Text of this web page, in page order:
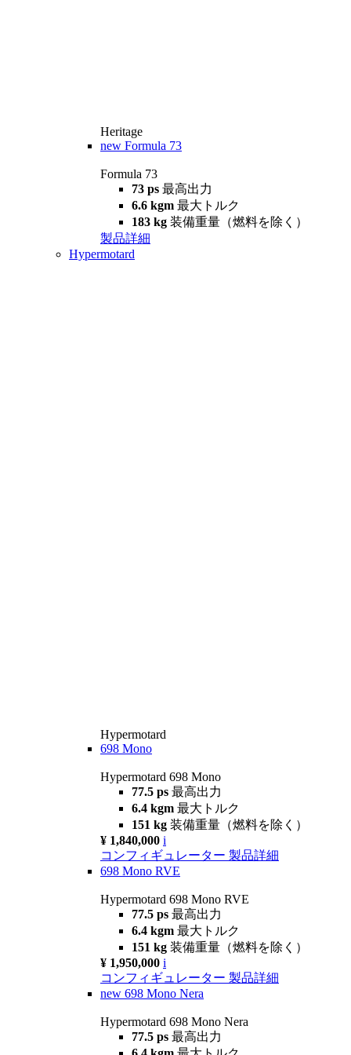
Heritage
new Formula 73
Formula 73
73 ps 最高出力
6.6 kgm 最大トルク
183 kg 装備重量（燃料を除く）
製品詳細
Hypermotard
Hypermotard
698 Mono
Hypermotard 698 Mono
77.5 ps 最高出力
6.4 kgm 最大トルク
151 kg 装備重量（燃料を除く）
¥ 1,840,000 i
コンフィギュレーター 製品詳細
698 Mono RVE
Hypermotard 698 Mono RVE
77.5 ps 最高出力
6.4 kgm 最大トルク
151 kg 装備重量（燃料を除く）
¥ 1,950,000 i
コンフィギュレーター 製品詳細
new 698 Mono Nera
Hypermotard 698 Mono Nera
77.5 ps 最高出力